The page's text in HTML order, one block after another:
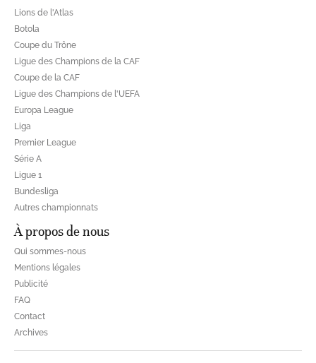
Lions de l'Atlas
Botola
Coupe du Trône
Ligue des Champions de la CAF
Coupe de la CAF
Ligue des Champions de l'UEFA
Europa League
Liga
Premier League
Série A
Ligue 1
Bundesliga
Autres championnats
À propos de nous
Qui sommes-nous
Mentions légales
Publicité
FAQ
Contact
Archives